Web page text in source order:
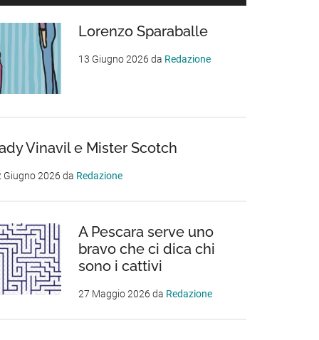
Lorenzo Sparaballe
13 Giugno 2026 da Redazione
Vinavil e Mister Scotch
Giugno 2026 da Redazione
A Pescara serve uno
bravo che ci dica chi
sono i cattivi
27 Maggio 2026 da Redazione